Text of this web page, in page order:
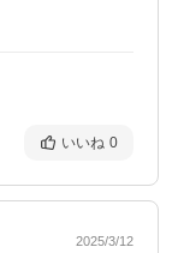
いいね 0
2025/3/12